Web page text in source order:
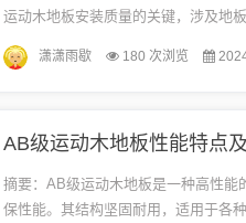
运动木地板安装质量的关键，涉及地
入研究图纸，可以确保地板的稳固性
述...
潇潇雨歇 180 次浏览
AB级运动木地板性能特点
摘要：AB级运动木地板是一种高性能
保性能。其结构坚固耐用，适用于各